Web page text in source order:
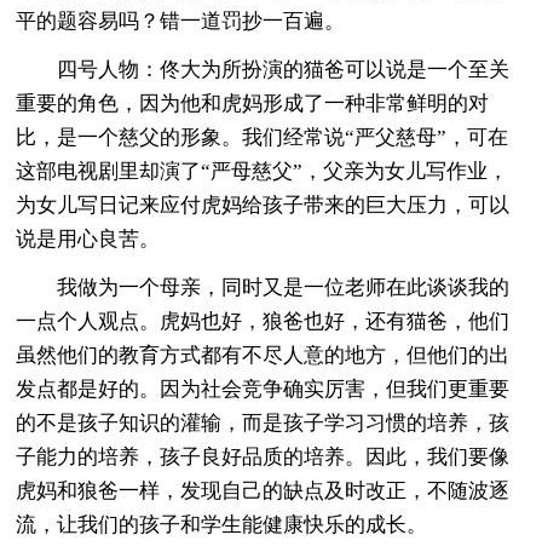
平的题容易吗？错一道罚抄一百遍。
四号人物：佟大为所扮演的猫爸可以说是一个至关
重要的角色，因为他和虎妈形成了一种非常鲜明的对
比，是一个慈父的形象。我们经常说“严父慈母”，可在
这部电视剧里却演了“严母慈父”，父亲为女儿写作业，
为女儿写日记来应付虎妈给孩子带来的巨大压力，可以
说是用心良苦。
我做为一个母亲，同时又是一位老师在此谈谈我的
一点个人观点。虎妈也好，狼爸也好，还有猫爸，他们
虽然他们的教育方式都有不尽人意的地方，但他们的出
发点都是好的。因为社会竞争确实厉害，但我们更重要
的不是孩子知识的灌输，而是孩子学习习惯的培养，孩
子能力的培养，孩子良好品质的培养。因此，我们要像
虎妈和狼爸一样，发现自己的缺点及时改正，不随波逐
流，让我们的孩子和学生能健康快乐的成长。